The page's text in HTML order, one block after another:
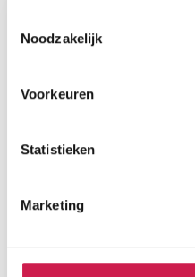
Noodzakelijk
Voorkeuren
Statistieken
Marketing